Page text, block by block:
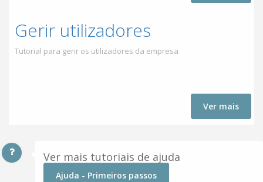
Gerir utilizadores
Tutorial para gerir os utilizadores da empresa
Ver mais
Ver mais tutoriais de ajuda
Ajuda - Primeiros passos